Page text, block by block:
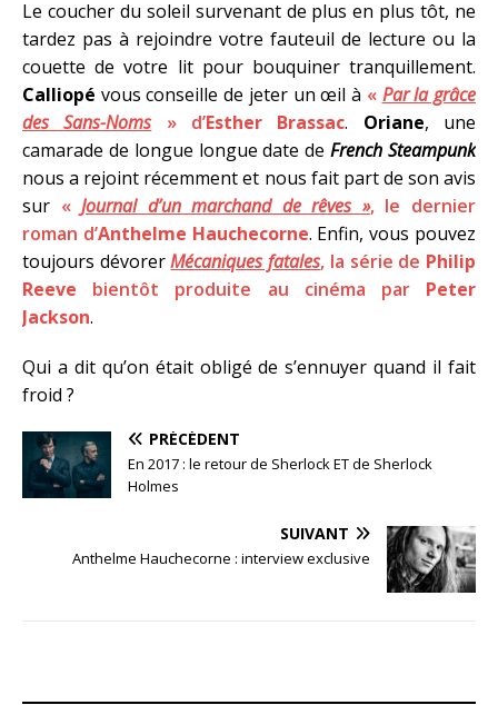
Le coucher du soleil survenant de plus en plus tôt, ne
tardez pas à rejoindre votre fauteuil de lecture ou la
couette de votre lit pour bouquiner tranquillement.
Calliopé vous conseille de jeter un œil à « Par la grâce
des Sans-Noms» d’Esther Brassac. Oriane, une
camarade de longue longue date deFrench Steampunk
nous a rejoint récemment et nous fait part de son avis
sur «Journal d’un marchand de rêves », le dernier
roman d’Anthelme Hauchecorne. Enfin, vous pouvez
toujours dévorerMécaniques fatales, la série de Philip
Reeve bientôt produite au cinéma par Peter
Jackson.
Qui a dit qu’on était obligé de s’ennuyer quand il fait
froid ?
PRÉCÉDENT
En 2017 : le retour de Sherlock ET de Sherlock
Holmes
SUIVANT
Anthelme Hauchecorne : interview exclusive